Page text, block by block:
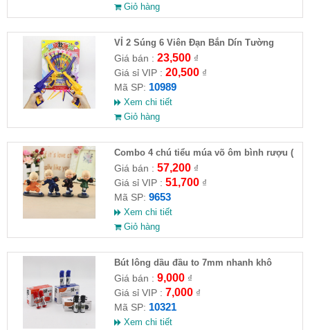
Giỏ hàng
VỈ 2 Súng 6 Viên Đạn Bắn Dín Tường
Giá bán : 23,500₫
Giá sỉ VIP : 20,500₫
Mã SP: 10989
Xem chi tiết
Giỏ hàng
Combo 4 chú tiểu múa võ ôm bình rượu (
HĐ )
Giá bán : 57,200₫
Giá sỉ VIP : 51,700₫
Mã SP: 9653
Xem chi tiết
Giỏ hàng
Bút lông dầu đầu to 7mm nhanh khô
Giá bán : 9,000₫
Giá sỉ VIP : 7,000₫
Mã SP: 10321
Xem chi tiết